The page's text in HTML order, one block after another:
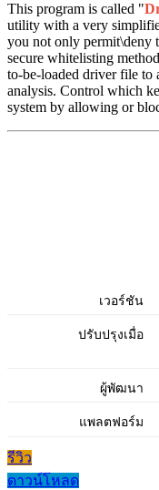
This program is called "
utility with a very
you not only permit\deny
secure whitelisting
to-be-loaded driver file to
analysis. Control which
system by allowing or
เวอร์ชัน
ปรับปรุงเมื่อ
ผู้พัฒนา
แพลตฟอร์ม
รีวิว
ดาวน์โหลด